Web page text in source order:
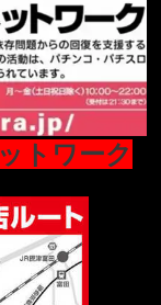
トワーク